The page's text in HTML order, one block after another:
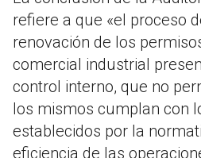
refiere a que «el proceso
renovación de los
comercial industrial
control interno, que no
los mismos cumplan con
establecidos por la
eficiencia de las